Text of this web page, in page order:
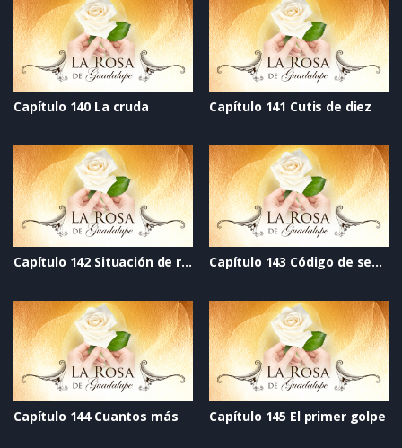
Capítulo 140 La cruda Capítulo 141 Cutis de diez
Capítulo 142 Situación de riesgo Capítulo 143 Código de seguridad
Capítulo 144 Cuantos más Capítulo 145 El primer golpe